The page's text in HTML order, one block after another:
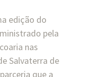
edição do
pela
nas
Salvaterra de
que a